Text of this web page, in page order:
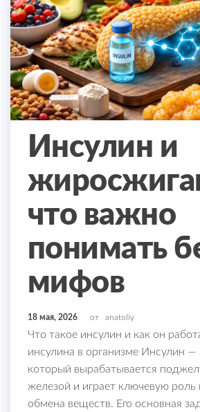
Инсулин и
что важно
понимать
мифов
18 мая, 2026 от anatoliy
Что такое инсулин и как он
инсулина в организме Инсулин —
который вырабатывается
железой и играет ключевую роль
обмена веществ. Его основная